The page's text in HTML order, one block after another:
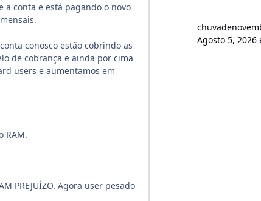
a conta e está pagando o novo
conosco estão cobrindo as
de cobrança e ainda por cima
users e aumentamos em
RAM.
PREJUÍZO. Agora user pesado
Agosto 5, 2026